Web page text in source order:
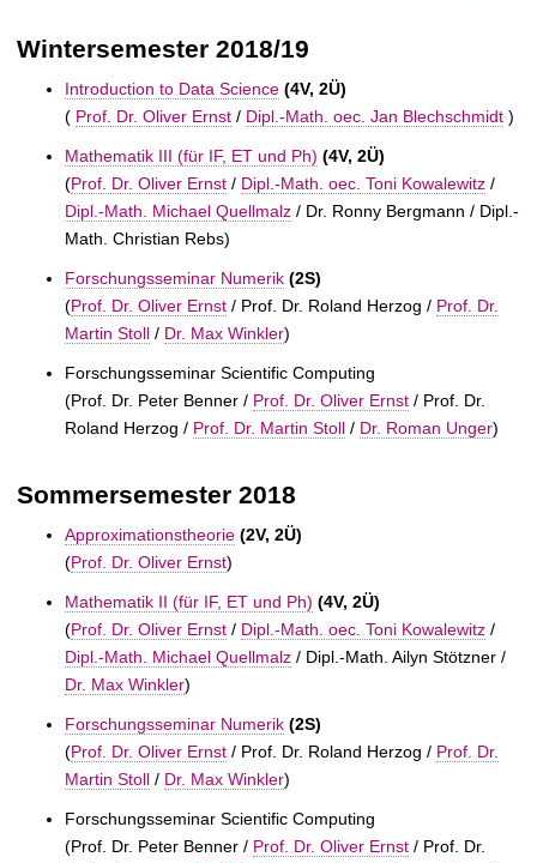
Wintersemester 2018/19
Introduction to Data Science (4V, 2Ü)
( Prof. Dr. Oliver Ernst / Dipl.-Math. oec. Jan Blechschmidt )
Mathematik III (für IF, ET und Ph) (4V, 2Ü)
(Prof. Dr. Oliver Ernst / Dipl.-Math. oec. Toni Kowalewitz /
Dipl.-Math. Michael Quellmalz / Dr. Ronny Bergmann / Dipl.-
Math. Christian Rebs)
Forschungsseminar Numerik (2S)
(Prof. Dr. Oliver Ernst / Prof. Dr. Roland Herzog / Prof. Dr.
Martin Stoll / Dr. Max Winkler)
Forschungsseminar Scientific Computing
(Prof. Dr. Peter Benner / Prof. Dr. Oliver Ernst / Prof. Dr.
Roland Herzog / Prof. Dr. Martin Stoll / Dr. Roman Unger)
Sommersemester 2018
Approximationstheorie (2V, 2Ü)
(Prof. Dr. Oliver Ernst)
Mathematik II (für IF, ET und Ph) (4V, 2Ü)
(Prof. Dr. Oliver Ernst / Dipl.-Math. oec. Toni Kowalewitz /
Dipl.-Math. Michael Quellmalz / Dipl.-Math. Ailyn Stötzner /
Dr. Max Winkler)
Forschungsseminar Numerik (2S)
(Prof. Dr. Oliver Ernst / Prof. Dr. Roland Herzog / Prof. Dr.
Martin Stoll / Dr. Max Winkler)
Forschungsseminar Scientific Computing
(Prof. Dr. Peter Benner / Prof. Dr. Oliver Ernst / Prof. Dr.